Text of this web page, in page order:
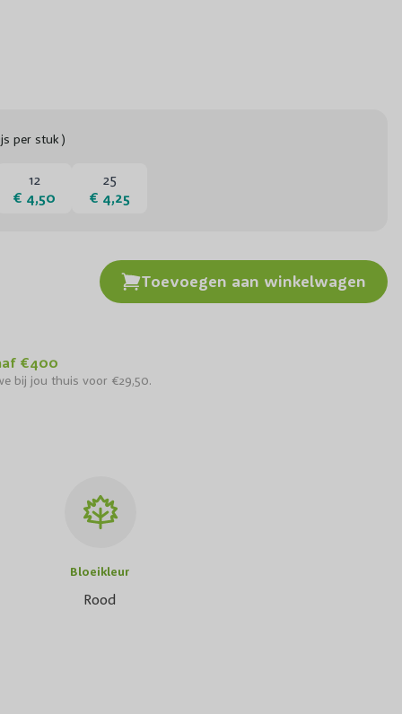
per stuk )
25
€ 4,25
12
€ 4,50
Toevoegen aan winkelwagen
€400
bij jou thuis voor €29,50.
Bloeikleur
Rood